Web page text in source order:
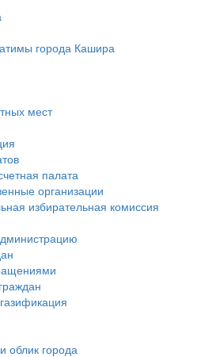
города Кашира
мест
палата
организации
избирательная комиссия
облик города